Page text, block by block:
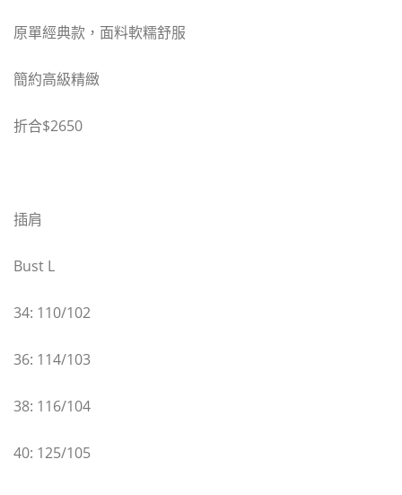
原單經典款，面料軟糯舒服
簡約高級精緻
折合$2650
插肩
Bust L
34: 110/102
36: 114/103
38: 116/104
40: 125/105